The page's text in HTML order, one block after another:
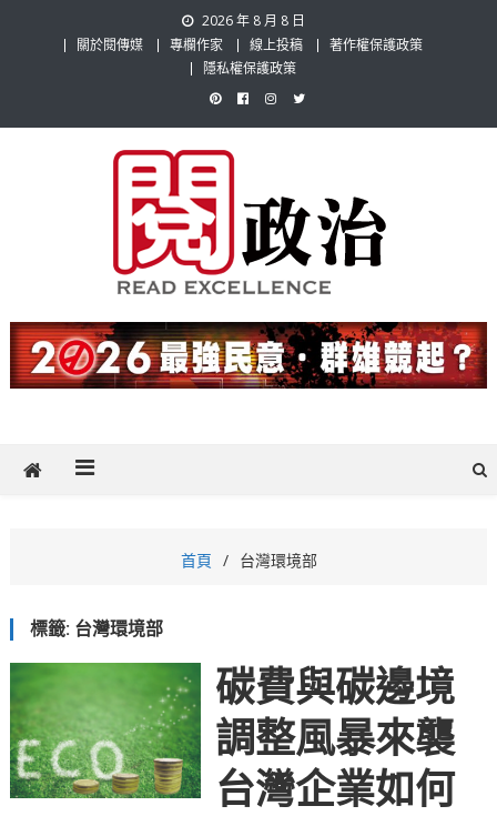
2026 年 8 月 8 日
關於閱傳媒
專欄作家 線上投稿
著作權保護政策
隱私權保護政策
閱政治 Read Gov News
題，也要專業評論，閱政治與多元的政治評論家與專欄作家邀稿合作，
讓讀者有最多元和專業的選擇。
首頁 台灣環境部
標籤: 台灣環境部
碳費與碳邊境
調整風暴來襲
台灣企業如何